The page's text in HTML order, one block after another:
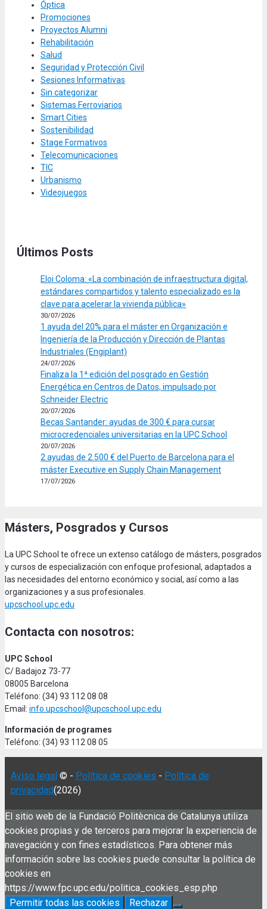
Óptica
Promociones
Proyectos Alumni
Rehabilitación
Salud
Seguridad y Protección Civil
Sesiones Informativas
Sin categorizar
Sistemas Ferroviarios
Smart Cities
Sostenibilidad
Stage Formativos
Telecomunicaciones
TIC
Urbanismo
Videojuegos
Últimos Posts
Eloi Coloma: «La combinación de infraestructura digital,
estándares compartidos y talento especializado es la
clave para acelerar la vivienda pública»
30/07/2026
1 ayuda del 20% para el máster en Organización e
Ingeniería de la Producción y Dirección de Plantas
Industriales (Engiplant)
24/07/2026
Finaliza la 1ª edición del posgrado en Gestión
Energética en Centros de Datos, impulsado por
Schneider Electric
20/07/2026
Becas Santander: ayudas de 300 € para cursar
microcredenciales universitarias en la UPC School
20/07/2026
2 ayudas de 2.500 € del Puerto de Barcelona para el
máster Executive en Supply Chain Management
17/07/2026
Másters, Posgrados y Cursos
La UPC School te ofrece un extenso catálogo de másters, posgrados
y cursos de especialización con enfoque profesional, adaptados a
las necesidades del entorno económico y social, así como a las
organizaciones y a sus profesionales.
upcschool.upc.edu
Contacta con nosotros:
UPC School
C/ Badajoz 73-77
08005 Barcelona
Teléfono: (34) 93 112 08 08
Email: info.upcschool@upcschool.upc.edu
Información de programes
Teléfono: (34) 93 112 08 05
Aviso legal © - Política de cookies - Política de
privacidad(2026)
El sitio web de la Fundació Politècnica de Catalunya utiliza
cookies propias y de terceros para mejorar la experiencia de
navegación y con fines estadísticos. Para obtener más
información sobre las cookies puede consultar la política de
cookies en
https://www.fpc.upc.edu/politica_cookies_esp.php
Permitir todas las cookies
Rechazar